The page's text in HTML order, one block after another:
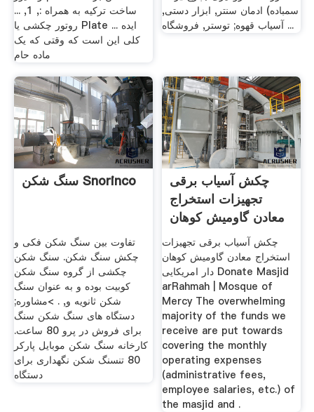
ساخت ترکیه به همراه :, 1, ...
روتور چکشی یا Plate ... ایده
کلی این است که وقتی که یک
ماده حام
سمباده) ادمان سنتر, ابزار دستی,
آسیاب قهوه; توستر, فروشگاه ...
سنگ شکن Snorinco
تفاوت بین سنگ شکن فکی و
چکش سنگ شکن. سنگ شکن
چکشی از گروه سنگ شکن
کوبیت بوده و به عنوان سنگ
شکن ثانویه و, . >مشاوره;
دستگاه های سنگ شکن سنگ
برای فروش در پرو 80 ساعت.
کارخانه سنگ شکن موبایل پارکر
80 تنسنگ شکن نگهداری برای
دستگاه
چکش آسیاب برقی
تجهیزات استخراج
معادن گاومیش کوهان
دار امریکایی
چکش آسیاب برقی تجهیزات
استخراج معادن گاومیش کوهان
دار امریکایی Donate Masjid
arRahmah | Mosque of
Mercy The overwhelming
majority of the funds we
receive are put towards
covering the monthly
operating expenses
(administrative fees,
employee salaries, etc.) of
the masjid and .